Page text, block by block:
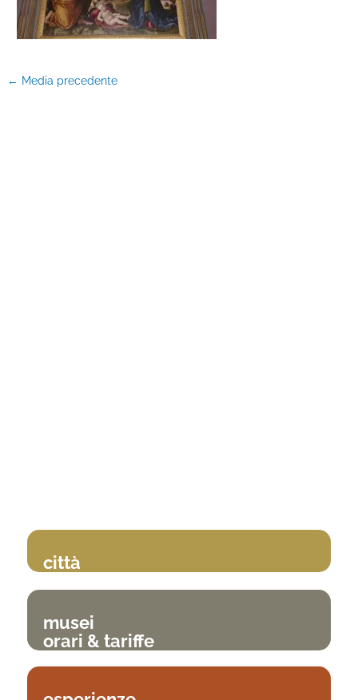
← Media precedente
città
musei
orari & tariffe